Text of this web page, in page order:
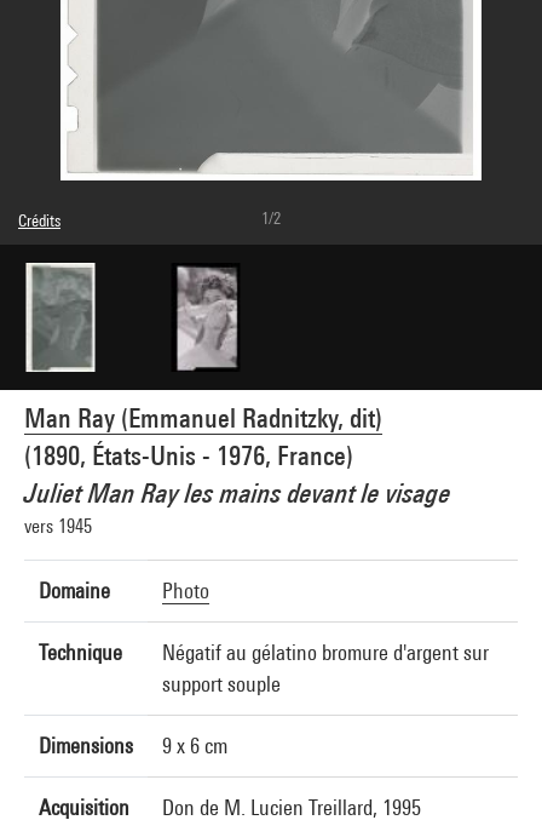
Man Ray (Emmanuel Radnitzky, dit)
(1890, États-Unis - 1976, France)
Juliet Man Ray les mains devant le visage
vers 1945
Domaine Photo
Technique
Négatif au gélatino bromure d'argent sur
support souple
Dimensions 9 x 6 cm
Acquisition Don de M. Lucien Treillard, 1995
Crédits
© Man Ray Trust / Adagp, Paris
Réf. image : 4G20676
1/2